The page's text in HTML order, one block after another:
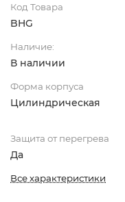
Код Товара
BHG
Наличие:
В наличии
Форма корпуса
Цилиндрическая
Защита от перегрева
Да
Все характеристики